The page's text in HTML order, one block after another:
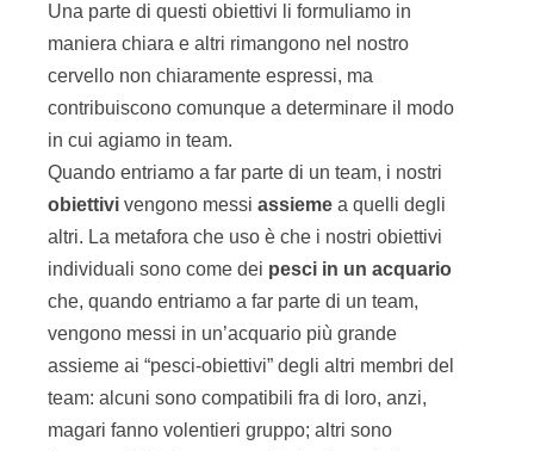
Una parte di questi obiettivi li formuliamo in
maniera chiara e altri rimangono nel nostro
cervello non chiaramente espressi, ma
contribuiscono comunque a determinare il modo
in cui agiamo in team.
Quando entriamo a far parte di un team, i nostri
obiettivi vengono messi assieme a quelli degli
altri. La metafora che uso è che i nostri obiettivi
individuali sono come dei pesci in un acquario
che, quando entriamo a far parte di un team,
vengono messi in un’acquario più grande
assieme ai “pesci-obiettivi” degli altri membri del
team: alcuni sono compatibili fra di loro, anzi,
magari fanno volentieri gruppo; altri sono